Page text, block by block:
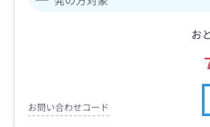
お
お問い合わせコード